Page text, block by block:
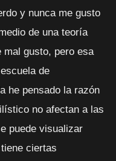
y nunca me gusto
de una teoría
gusto, pero esa
de
he pensado la razón
no afectan a las
puede visualizar
ciertas